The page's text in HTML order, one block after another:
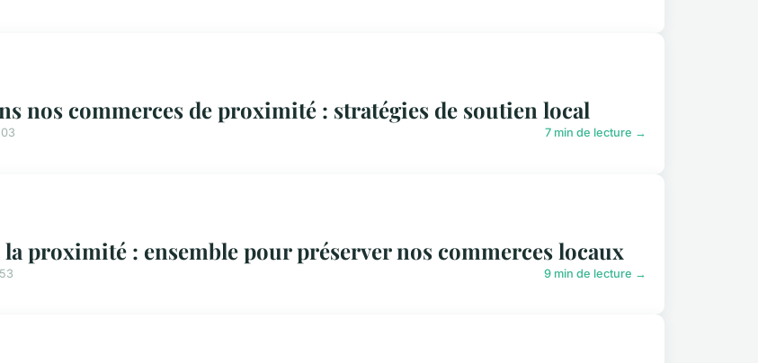
nos commerces de proximité : stratégies de soutien local
7 min de lecture →
la proximité : ensemble pour préserver nos commerces locaux
9 min de lecture →